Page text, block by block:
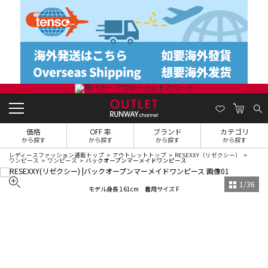
価格
から探す
OFF 率
から探す
ブランド
から探す
カテゴリ
から探す
レディースファッション通販トップ アウトレットトップ RESEXXY（リゼクシー）
ワンピース ワンピース バックオープンマーメイドワンピース
モデル身長 161cm 着用サイズ F 1 /36